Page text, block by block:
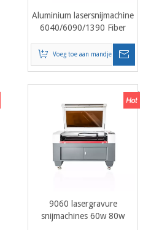
Aluminium lasersnijmachine
6040/6090/1390 Fiber
Voeg toe aan mandje
9060 lasergravure
snijmachines 60w 80w